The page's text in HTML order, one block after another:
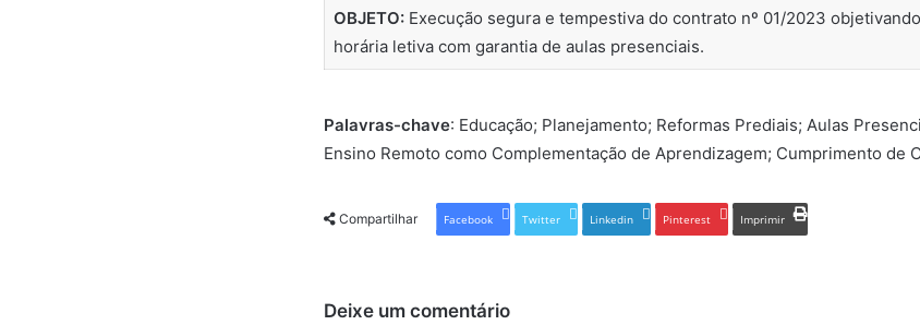
OBJETO:Execução segura e tempestiva do contrato nº 01/2023
horária letiva com garantia de aulas presenciais.
Palavras-chave: Educação; Planejamento; Reformas Prediais; Aulas
Ensino Remoto como Complementação de Aprendizagem; Cumprimento de
Compartilhar Facebook Twitter Linkedin Pinterest Imprimir
Deixe um comentário